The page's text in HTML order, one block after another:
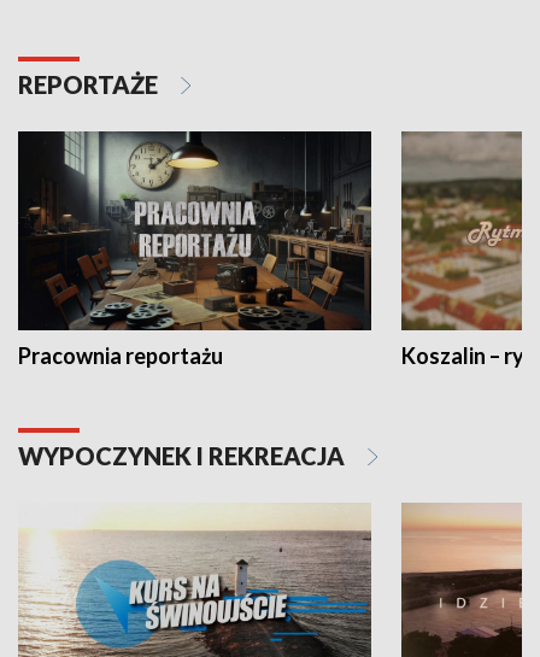
REPORTAŻE
Pracownia reportażu Koszalin –
WYPOCZYNEK I REKREACJA